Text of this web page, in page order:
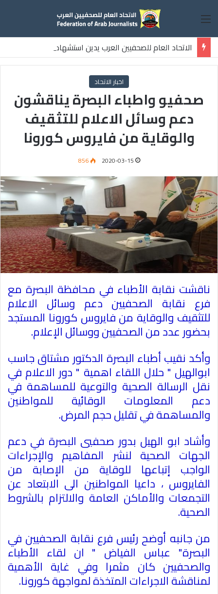
القائمة
الاتحاد العام للصحفيين العرب يدين استشهاد
ثلاثة صحفيين فلسطينيين باستهداف إسرائيلي وسط قطاع غزة
اخبار الاتحاد
صحفيو واطباء البصرة يناقشون
دعم وسائل الاعلام للتثقيف
والوقاية من فايروس كورونا
2020-03-15
856
ناقشت نقابة الأطباء في محافظة البصرة مع
فرع نقابة الصحفيين دعم وسائل الاعلام
للتثقيف والوقاية من فايروس كورونا المستجد
بحضور عدد من الصحفيين ووسائل الإعلام.
وأكد نقيب أطباء البصرة الدكتور مشتاق جاسب
ابوالهيل " حلال اللقاء اهمية " دور الاعلام في
نقل الرسالة الصحية والتوعية للمساهمة في
دعم المعلومات الوقائية للمواطنين
والمساهمة في تقليل حجم المرض.
وأشاد ابو الهيل بدور صحفيي البصرة في دعم
الجهات الصحية لنشر المفاهيم والإجراءات
الواجب إتباعها للوقاية من الإصابة من
الفايروس ، داعيا المواطنين الى الابتعاد عن
التجمعات والأماكن العامة والالتزام بالشروط
الصحية.
من جانبه أوضح رئيس فرع نقابة الصحفيين في
البصرة" عباس الفياض " ان لقاء الأطباء
والصحفيين كان مثمرا وفي غاية الأهمية
لمناقشة الاجراءات المتخذة لمواجهة كورونا.